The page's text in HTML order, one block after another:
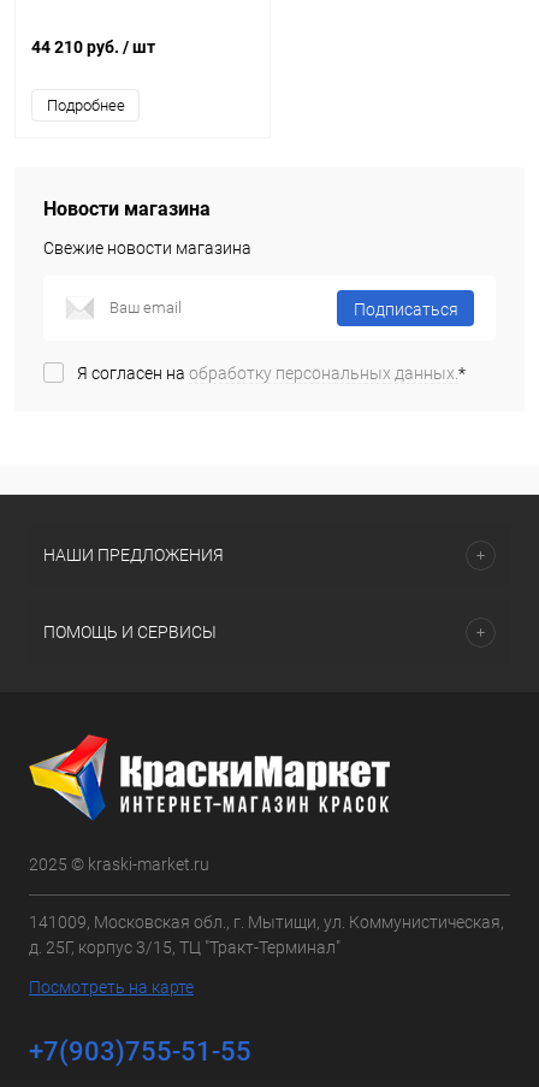
44 210 руб. / шт
Подробнее
Новости магазина
Свежие новости магазина
Подписаться
Я согласен на обработку персональных данных.*
НАШИ ПРЕДЛОЖЕНИЯ
ПОМОЩЬ И СЕРВИСЫ
2025 © kraski-market.ru
141009, Московская обл., г. Мытищи, ул. Коммунистическая,
д. 25Г, корпус 3/15, ТЦ "Тракт-Терминал"
Посмотреть на карте
+7(903)755-51-55